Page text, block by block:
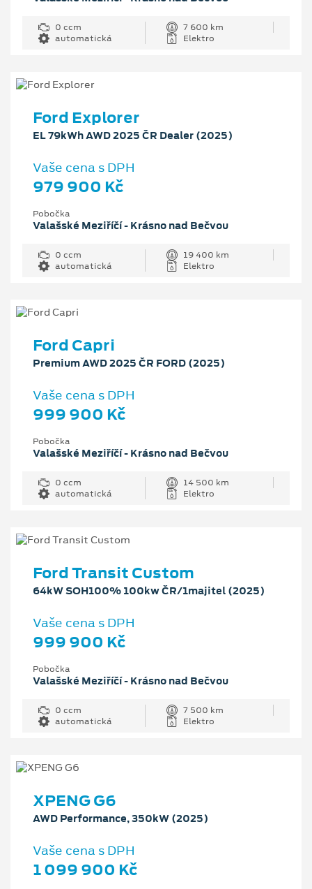
0 ccm
7 600 km
automatická
Elektro
Ford Explorer
EL 79kWh AWD 2025 ČR Dealer (2025)
Vaše cena s DPH
979 900 Kč
Pobočka
Valašské Meziříčí - Krásno nad Bečvou
0 ccm
19 400 km
automatická
Elektro
Ford Capri
Premium AWD 2025 ČR FORD (2025)
Vaše cena s DPH
999 900 Kč
Pobočka
Valašské Meziříčí - Krásno nad Bečvou
0 ccm
14 500 km
automatická
Elektro
Ford Transit Custom
64kW SOH100% 100kw ČR/1majitel (2025)
Vaše cena s DPH
999 900 Kč
Pobočka
Valašské Meziříčí - Krásno nad Bečvou
0 ccm
7 500 km
automatická
Elektro
XPENG G6
AWD Performance, 350kW (2025)
Vaše cena s DPH
1 099 900 Kč